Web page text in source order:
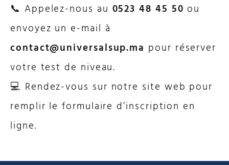
📞 Appelez-nous au 0523 48 45 50 ou
envoyez un e-mail à
contact@universalsup.ma pour réserver
votre test de niveau.
💻 Rendez-vous sur notre site web pour
remplir le formulaire d’inscription en
ligne.